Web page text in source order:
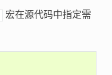
宏在源代码中指定需